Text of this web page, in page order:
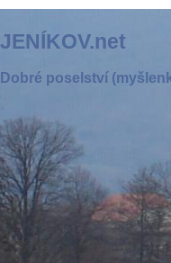
JENÍKOV.net
Dobré poselství